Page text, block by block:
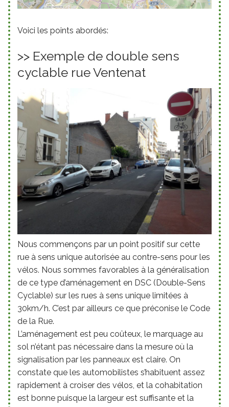
Voici les points abordés:
>> Exemple de double sens
cyclable rue Ventenat
Nous commençons par un point positif sur cette
rue à sens unique autorisée au contre-sens pour les
vélos. Nous sommes favorables à la généralisation
de ce type d’aménagement en DSC (Double-Sens
Cyclable) sur les rues à sens unique limitées à
30km/h. C’est par ailleurs ce que préconise le Code
de la Rue.
L’aménagement est peu coûteux, le marquage au
sol n’étant pas nécessaire dans la mesure où la
signalisation par les panneaux est claire. On
constate que les automobilistes s’habituent assez
rapidement à croiser des vélos, et la cohabitation
est bonne puisque la largeur est suffisante et la